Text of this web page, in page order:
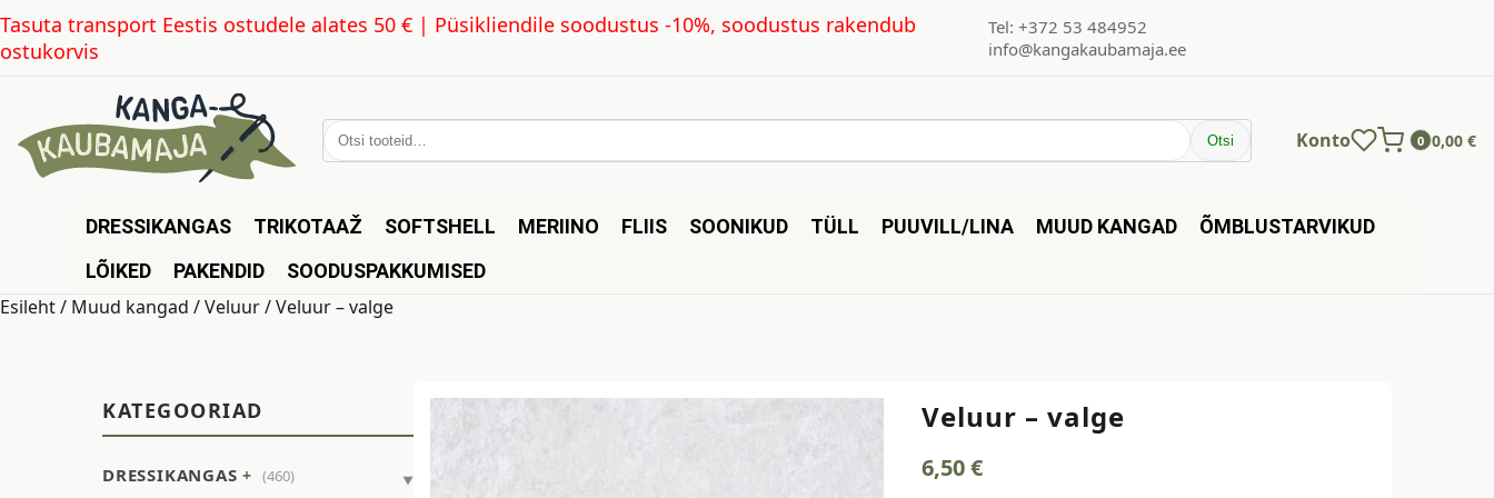
Tasuta transport Eestis ostudele alates 50 € | Püsikliendile soodustus -10%, soodustus rakendub
ostukorvis
Tel: +372 53 484952
info@kangakaubamaja.ee
Otsi: Otsi Konto 0 0,00 €
DRESSIKANGAS TRIKOTAAŽ SOFTSHELL MERIINO FLIIS SOONIKUD TÜLL PUUVILL/LINA MUUD KANGAD
ÕMBLUSTARVIKUD
LÕIKED
PAKENDID SOODUSPAKKUMISED
Esileht/ Muud kangad /Veluur/ Veluur – valge
KATEGOORIAD
DRESSIKANGAS (460)
Veluur – valge
6,50€